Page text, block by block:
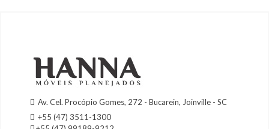
Av. Cel. Procópio Gomes, 272 - Bucarein, Joinville - SC
+55 (47) 3511-1300